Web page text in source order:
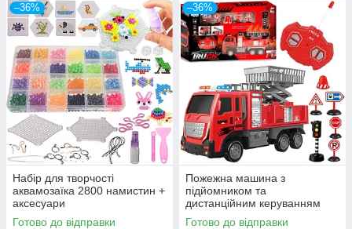
–36%
Набір для творчості
аквамозаїка 2800 намистин +
аксесуари
Готово до відправки
–36%
Пожежна машина з
підйомником та
дистанційним керуванням
Woopie
Готово до відправки